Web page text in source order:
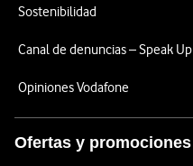
Sostenibilidad
Canal de denuncias – Speak Up
Opiniones Vodafone
Ofertas y promociones